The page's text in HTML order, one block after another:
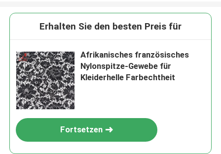
Erhalten Sie den besten Preis für
Afrikanisches französisches
Nylonspitze-Gewebe für
Kleiderhelle Farbechtheit
Fortsetzen